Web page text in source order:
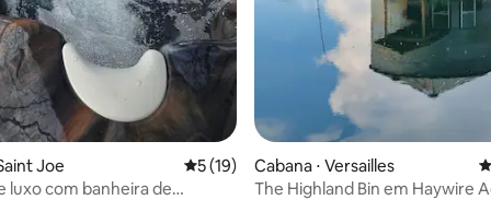
Joe 5 de uma avaliação média de 5, 19
5 (19)
luxo com banheira de
Cabana ⋅ Versailles
The Highland Bin em Haywire